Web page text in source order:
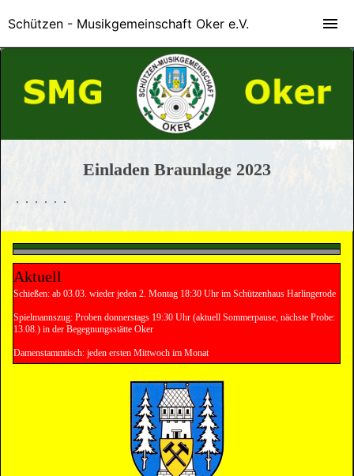
Aktuell
Schießen: ab 03.03. wieder jeden 2. Montag 18:30 Uhr im Schützenhaus Harlingerode
Spielmannszug: Proben donnerstags 19:30 Uhr (aktuell Sommerpause, nächste Probe:
13.08.) in der Begegnungsstätte Oker
Damenstammtisch: jeden ersten Mittwoch im Monat
Einladen Braunlage 2023
Schützen - Musikgemeinschaft Oker e.V.